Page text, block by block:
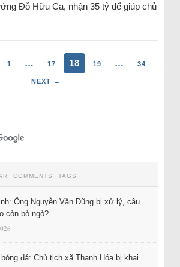
Đỗ Hữu Ca, nhận 35 tỷ để giúp chủ
1 … 17 18 19 … 34
NEXT →
COMMENTS TAGS
Ông Nguyễn Văn Dũng bị xử lý, câu
còn bỏ ngỏ?
đá: Chủ tịch xã Thanh Hóa bị khai